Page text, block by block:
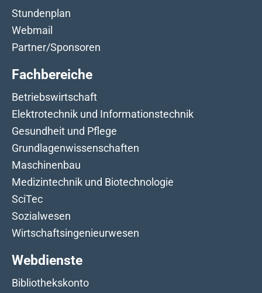
Stundenplan
Webmail
Partner/Sponsoren
Fachbereiche
Betriebswirtschaft
Elektrotechnik und Informationstechnik
Gesundheit und Pflege
Grundlagenwissenschaften
Maschinenbau
Medizintechnik und Biotechnologie
SciTec
Sozialwesen
Wirtschaftsingenieurwesen
Webdienste
Bibliothekskonto